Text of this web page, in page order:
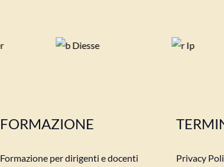
FORMAZIONE
Formazione per dirigenti e docenti Privacy